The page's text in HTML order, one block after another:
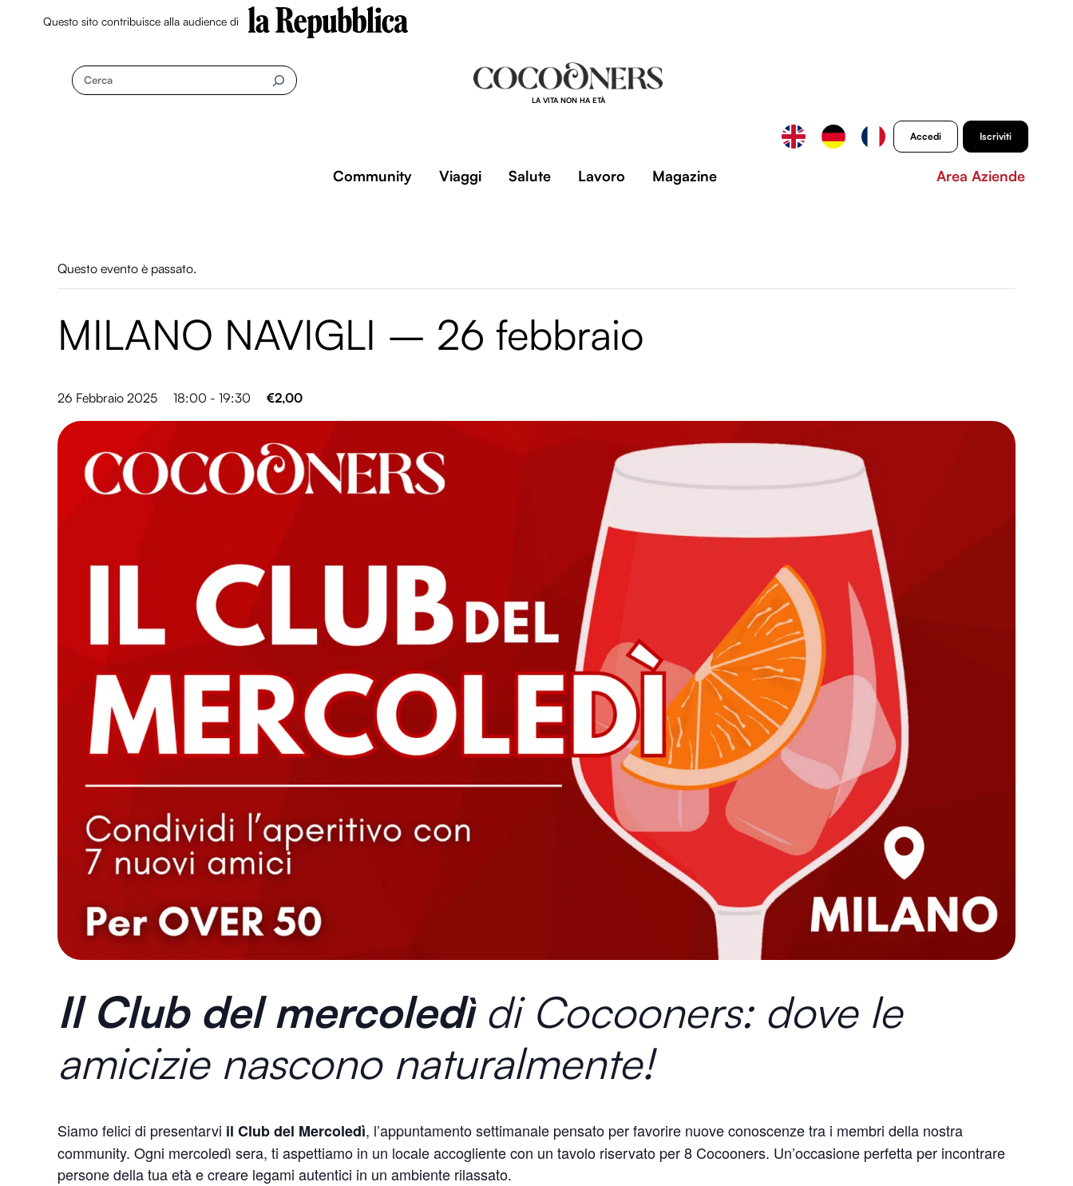
Questo sito contribuisce alla audience di
Cerca
LA VITA NON HA ETÀ
Accedi Iscriviti
Community Viaggi Salute Lavoro Magazine Area Aziende
Questo evento è passato.
MILANO NAVIGLI – 26 febbraio
26 Febbraio 2025 18:00 - 19:30 €2,00
Il Club del mercoledìdi Cocooners: dove le
amicizie nascono naturalmente!
Siamo felici di presentarvi il Club del Mercoledì, l’appuntamento settimanale pensato per favorire nuove conoscenze tra i membri della nostra
community. Ogni mercoledì sera, ti aspettiamo in un locale accogliente con un tavolo riservato per 8 Cocooners. Un’occasione perfetta per incontrare
persone della tua età e creare legami autentici in un ambiente rilassato.